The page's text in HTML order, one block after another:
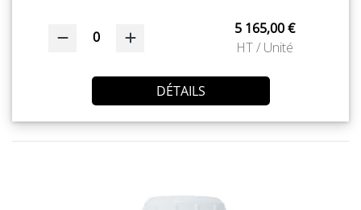
0
5 165,00 €
HT / Unité
DÉTAILS